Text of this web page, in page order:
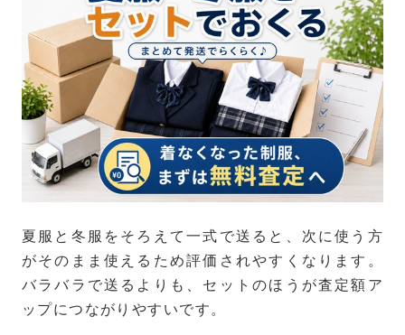
夏服と冬服をそろえて一式で送ると、次に使う方
がそのまま使えるため評価されやすくなります。
バラバラで送るよりも、セットのほうが査定額ア
ップにつながりやすいです。